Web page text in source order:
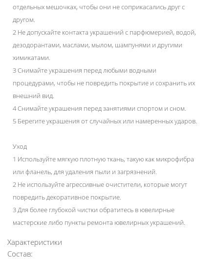
отдельных мешочках, чтобы они не соприкасались друг с
другом.
2 Не допускайте контакта украшений с парфюмерией, водой,
дезодорантами, маслами, мылом, шампунями и другими
химикатами.
3 Снимайте украшения перед любыми водными
процедурами, чтобы не повредить покрытие и сохранить их
внешний вид.
4 Снимайте украшения перед занятиями спортом и сном.
5 Берегите украшения от случайных или намеренных ударов.
Уход
1 Используйте мягкую плотную ткань, такую как микрофибра
или фланель, для удаления пыли и загрязнений.
2 Не используйте агрессивные очистители, которые могут
повредить декоративное покрытие.
3 Для более глубокой чистки обратитесь в ювелирные
мастерские либо пункты ремонта ювелирных украшений.
Характеристики
Состав: